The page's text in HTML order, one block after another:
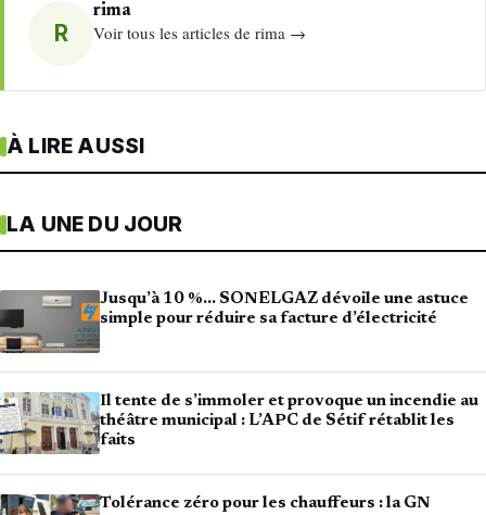
R
rima
Voir tous les articles de rima →
À LIRE AUSSI
LA UNE DU JOUR
Jusqu’à 10 %… SONELGAZ dévoile une astuce
simple pour réduire sa facture d’électricité
Il tente de s’immoler et provoque un incendie au
théâtre municipal : L’APC de Sétif rétablit les
faits
Tolérance zéro pour les chauffeurs : la GN